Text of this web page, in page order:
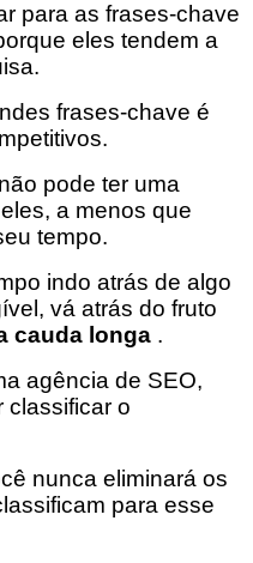
para as frases-chave
eles tendem a
frases-chave é
pode ter uma
a menos que
tempo.
indo atrás de algo
vá atrás do fruto
cauda longa .
agência de SEO,
classificar o
nunca eliminará os
para esse